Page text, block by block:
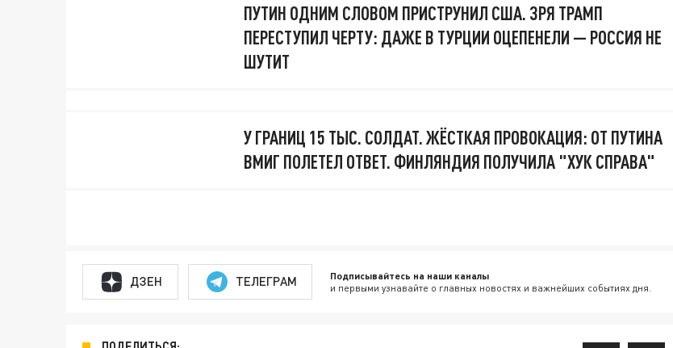
ПУТИН ОДНИМ СЛОВОМ ПРИСТРУНИЛ США. ЗРЯ ТРАМП
ПЕРЕСТУПИЛ ЧЕРТУ: ДАЖЕ В ТУРЦИИ ОЦЕПЕНЕЛИ — РОССИЯ НЕ
ШУТИТ
У ГРАНИЦ 15 ТЫС. СОЛДАТ. ЖЁСТКАЯ ПРОВОКАЦИЯ: ОТ ПУТИНА
ВМИГ ПОЛЕТЕЛ ОТВЕТ. ФИНЛЯНДИЯ ПОЛУЧИЛА "ХУК СПРАВА"
ДЗЕН ТЕЛЕГРАМ Подписывайтесь на наши каналы
и первыми узнавайте о главных новостях и важнейших событиях дня.